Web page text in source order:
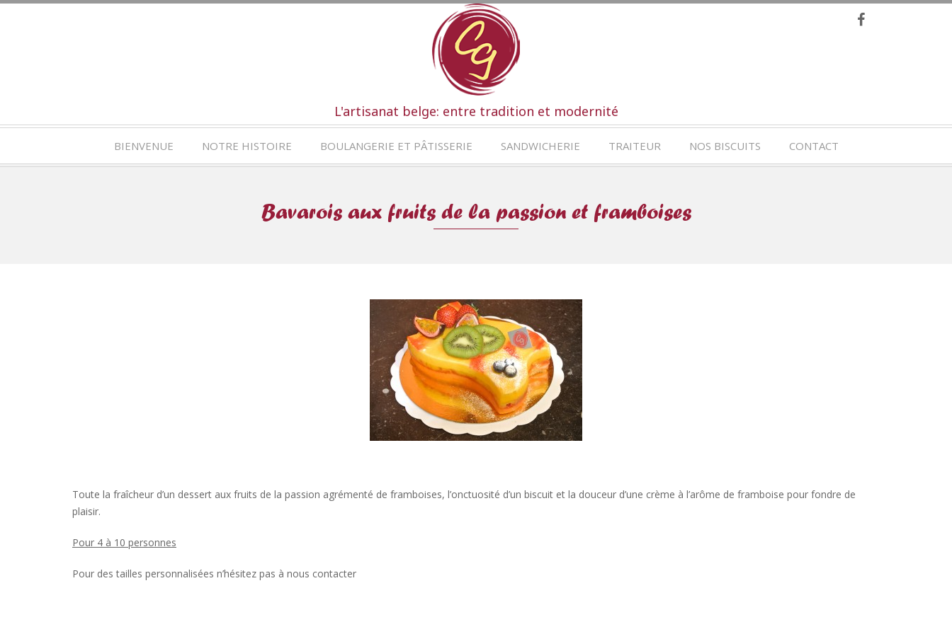
L'artisanat belge: entre tradition et modernité
BIENVENUE NOTRE HISTOIRE BOULANGERIE ET PÂTISSERIE SANDWICHERIE TRAITEUR NOS BISCUITS CONTACT
Bavarois aux fruits de la passion et framboises
Toute la fraîcheur d’un dessert aux fruits de la passion agrémenté de framboises, l’onctuosité d’un biscuit et la douceur d’une crème à l’arôme de framboise pour fondre de
plaisir.
Pour 4 à 10 personnes
Pour des tailles personnalisées n’hésitez pas à nous contacter